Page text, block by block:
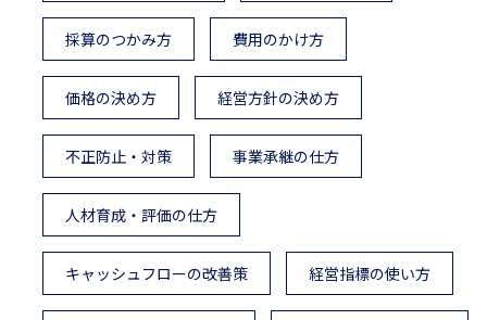
採算のつかみ方 費用のかけ方
価格の決め方 経営方針の決め方
不正防止・対策 事業承継の仕方
人材育成・評価の仕方
キャッシュフローの改善策 経営指標の使い方